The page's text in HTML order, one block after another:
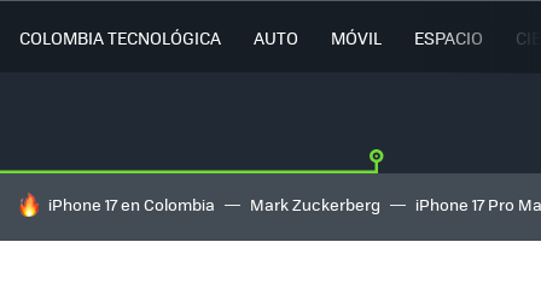
COLOMBIA TECNOLÓGICA AUTO MÓVIL ESPACIO
HOY SE HABLA DE
iPhone 17 en Colombia Mark Zuckerberg iPhone 17 Pro